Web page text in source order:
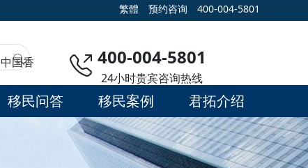
繁體 预约咨询 400-004-5801
中国香
400-004-5801
24小时贵宾咨询热线
移民问答 移民案例 君拓介绍